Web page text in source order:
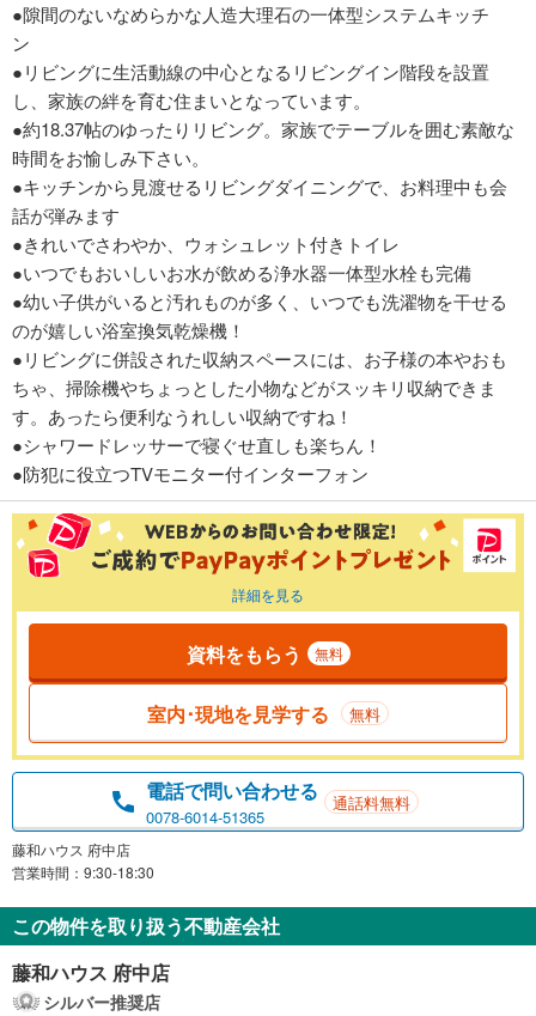
●隙間のないなめらかな人造大理石の一体型システムキッチ
ン
●リビングに生活動線の中心となるリビングイン階段を設置
し、家族の絆を育む住まいとなっています。
●約18.37帖のゆったりリビング。家族でテーブルを囲む素敵な
時間をお愉しみ下さい。
●キッチンから見渡せるリビングダイニングで、お料理中も会
話が弾みます
●きれいでさわやか、ウォシュレット付きトイレ
●いつでもおいしいお水が飲める浄水器一体型水栓も完備
●幼い子供がいると汚れものが多く、いつでも洗濯物を干せる
のが嬉しい浴室換気乾燥機！
●リビングに併設された収納スペースには、お子様の本やおも
ちゃ、掃除機やちょっとした小物などがスッキリ収納できま
す。あったら便利なうれしい収納ですね！
●シャワードレッサーで寝ぐせ直しも楽ちん！
●防犯に役立つTVモニター付インターフォン
詳細を見る
資料をもらう 無料
室内･現地を見学する 無料
電話で問い合わせる
0078-6014-51365
通話料無料
藤和ハウス 府中店
営業時間：9:30-18:30
この物件を取り扱う不動産会社
藤和ハウス 府中店
シルバー推奨店